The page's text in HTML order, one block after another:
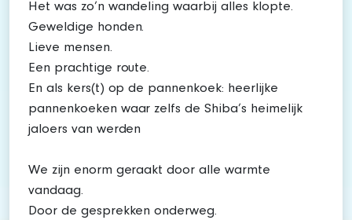
Het was zo’n wandeling waarbij alles klopte.
Geweldige honden.
Lieve mensen.
Een prachtige route.
En als kers(t) op de pannenkoek: heerlijke
pannenkoeken waar zelfs de Shiba’s heimelijk
jaloers van werden
We zijn enorm geraakt door alle warmte
vandaag.
Door de gesprekken onderweg.